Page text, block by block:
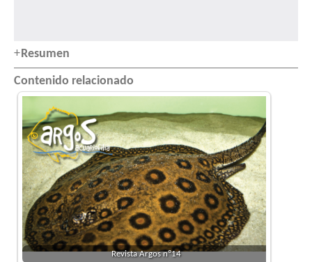
Resumen
Contenido relacionado
Revista Argos nº14